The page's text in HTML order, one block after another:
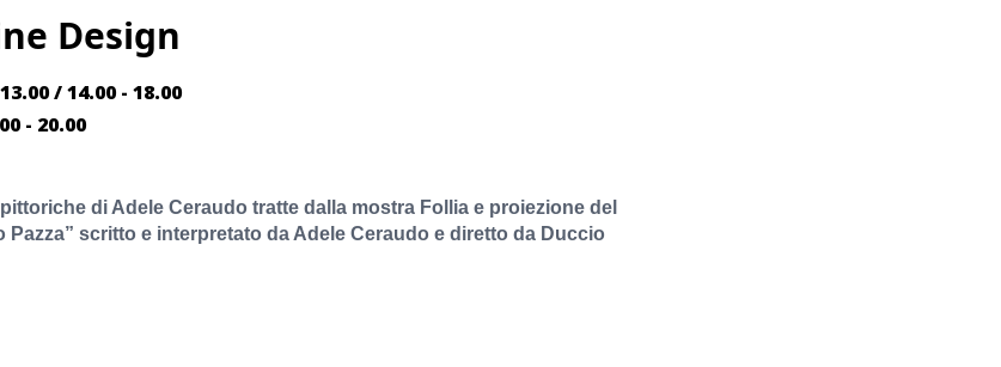
Design
/ 14.00 - 18.00
- 20.00
di Adele Ceraudo tratte dalla mostra Follia e proiezione del
scritto e interpretato da Adele Ceraudo e diretto da Duccio